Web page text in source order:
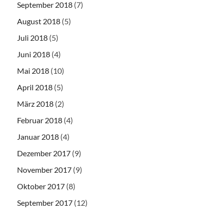
September 2018 (7)
August 2018 (5)
Juli 2018 (5)
Juni 2018 (4)
Mai 2018 (10)
April 2018 (5)
März 2018 (2)
Februar 2018 (4)
Januar 2018 (4)
Dezember 2017 (9)
November 2017 (9)
Oktober 2017 (8)
September 2017 (12)